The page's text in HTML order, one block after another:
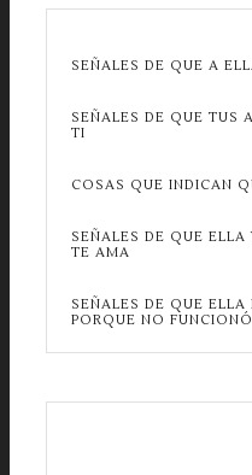
SEÑALES DE QUE A
SEÑALES DE QUE TUS
TI
COSAS QUE INDICAN
SEÑALES DE QUE
TE AMA
SEÑALES DE QUE
PORQUE NO